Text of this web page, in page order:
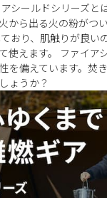
シールドシリーズ
から出る火の粉がつ
おり、肌触りが良い
使えます。 ファイア
を備えています。焚
ょうか？